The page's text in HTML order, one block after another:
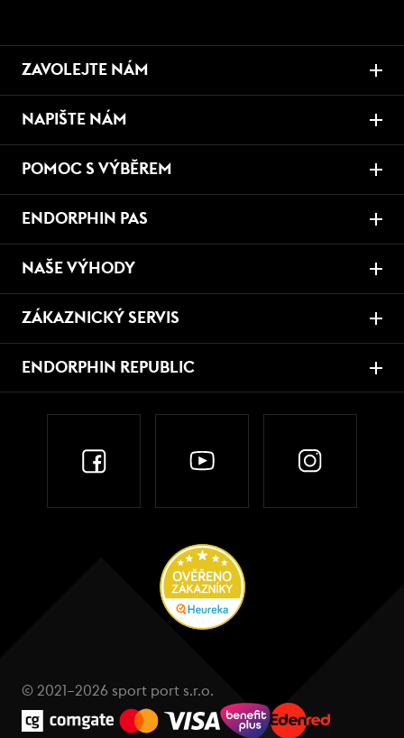
ZAVOLEJTE NÁM
NAPIŠTE NÁM
POMOC S VÝBĚREM
ENDORPHIN PAS
NAŠE VÝHODY
ZÁKAZNICKÝ SERVIS
ENDORPHIN REPUBLIC
© 2021–2026 sport port s.r.o.